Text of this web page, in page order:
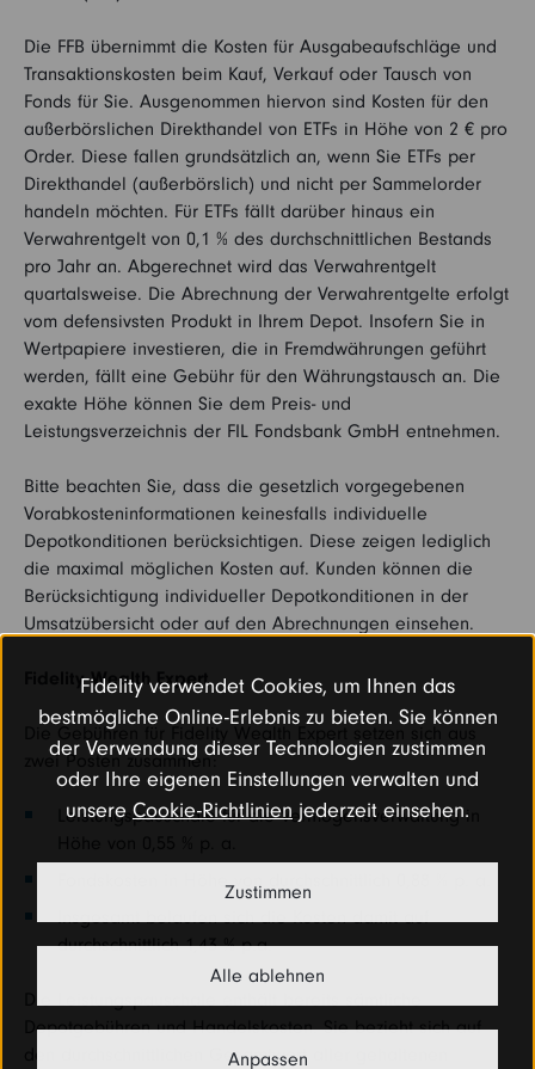
Die FFB übernimmt die Kosten für Ausgabeaufschläge und
Transaktionskosten beim Kauf, Verkauf oder Tausch von
Fonds für Sie. Ausgenommen hiervon sind Kosten für den
außerbörslichen Direkthandel von ETFs in Höhe von 2 € pro
Order. Diese fallen grundsätzlich an, wenn Sie ETFs per
Direkthandel (außerbörslich) und nicht per Sammelorder
handeln möchten. Für ETFs fällt darüber hinaus ein
Verwahrentgelt von 0,1 % des durchschnittlichen Bestands
pro Jahr an. Abgerechnet wird das Verwahrentgelt
quartalsweise. Die Abrechnung der Verwahrentgelte erfolgt
vom defensivsten Produkt in Ihrem Depot. Insofern Sie in
Wertpapiere investieren, die in Fremdwährungen geführt
werden, fällt eine Gebühr für den Währungstausch an. Die
exakte Höhe können Sie dem Preis- und
Leistungsverzeichnis der FIL Fondsbank GmbH entnehmen.
Bitte beachten Sie, dass die gesetzlich vorgegebenen
Vorabkosteninformationen keinesfalls individuelle
Depotkonditionen berücksichtigen. Diese zeigen lediglich
die maximal möglichen Kosten auf. Kunden können die
Berücksichtigung individueller Depotkonditionen in der
Umsatzübersicht oder auf den Abrechnungen einsehen.
Fidelity Wealth Expert
Die Gebühren für Fidelity Wealth Expert setzen sich aus
zwei Posten zusammen:
Leistungspauschale für die Vermögensverwaltung in
Fondskosten in Höhe von durchschnittlich 0,88 % p. a.
Insgesamt belaufen sich die Kosten damit auf
durchschnittlich 1,43 % p.a.
Depotgebühren und Handelskosten. Sie bezieht sich auf
den durchschnittlichen Gesamtwert aller gehaltenen
Fidelity verwendet Cookies, um Ihnen das
bestmögliche Online-Erlebnis zu bieten. Sie können
der Verwendung dieser Technologien zustimmen
oder Ihre eigenen Einstellungen verwalten und
unsere Cookie-Richtlinien jederzeit einsehen.
Zustimmen
Alle ablehnen
Anpassen